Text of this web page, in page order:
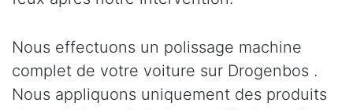
Nous effectuons un polissage machine
complet de votre voiture sur Drogenbos .
Nous appliquons uniquement des produits